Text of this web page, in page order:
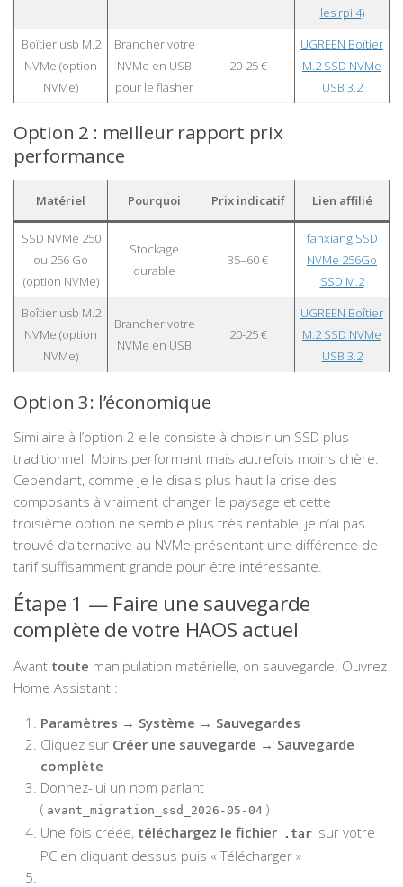
les rpi 4)
Boîtier usb M.2
NVMe (option
NVMe)
Brancher votre
NVMe en USB
pour le flasher
20-25 €
UGREEN Boîtier
M.2 SSD NVMe
USB 3.2
Option 2 : meilleur rapport prix
performance
Matériel Pourquoi Prix indicatif Lien affilié
SSD NVMe 250
ou 256 Go
(option NVMe)
Stockage
durable
35–60 €
fanxiang SSD
NVMe 256Go
SSD M.2
Boîtier usb M.2
NVMe (option
NVMe)
Brancher votre
NVMe en USB
20-25 €
UGREEN Boîtier
M.2 SSD NVMe
USB 3.2
Option 3: l’économique
Similaire à l’option 2 elle consiste à choisir un SSD plus
traditionnel. Moins performant mais autrefois moins chère.
Cependant, comme je le disais plus haut la crise des
composants à vraiment changer le paysage et cette
troisième option ne semble plus très rentable, je n’ai pas
trouvé d’alternative au NVMe présentant une différence de
tarif suffisamment grande pour être intéressante.
Étape 1 — Faire une sauvegarde
complète de votre HAOS actuel
Avant toute manipulation matérielle, on sauvegarde. Ouvrez
Home Assistant :
Paramètres → Système → Sauvegardes
Cliquez sur Créer une sauvegarde → Sauvegarde
complète
Donnez-lui un nom parlant
( avant_migration_ssd_2026-05-04 )
Une fois créée, téléchargez le fichier .tar sur votre
PC en cliquant dessus puis « Télécharger »